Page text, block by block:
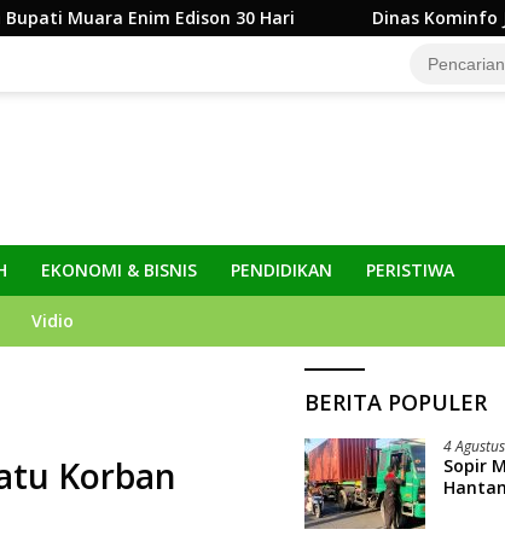
30 Hari Dinas Kominfo Jombang Siapkan
EKONOMI & BISNIS PENDIDIKAN PERISTIWA
Vidio
Korban
BERITA POPULER
4
Sopir